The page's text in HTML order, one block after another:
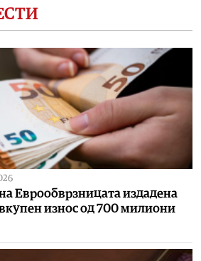
Еврообврзницата издадена
износ од 700 милиони